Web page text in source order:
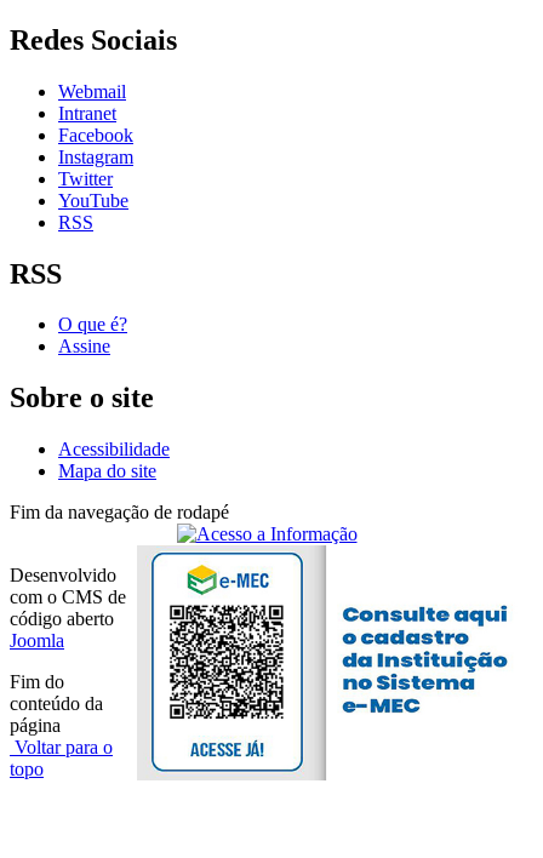
Redes Sociais
Webmail
Intranet
Facebook
Instagram
Twitter
YouTube
RSS
RSS
O que é?
Assine
Sobre o site
Acessibilidade
Mapa do site
Fim da navegação de rodapé
Desenvolvido
com o CMS de
código aberto
Joomla
Fim do
conteúdo da
página
Voltar para o
topo